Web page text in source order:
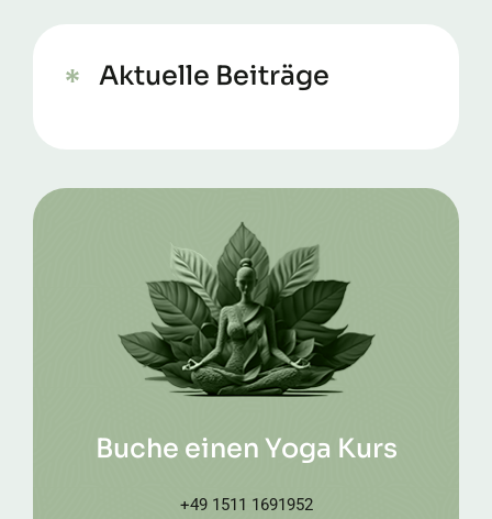
Aktuelle Beiträge
Buche einen Yoga Kurs
+49 1511 1691952